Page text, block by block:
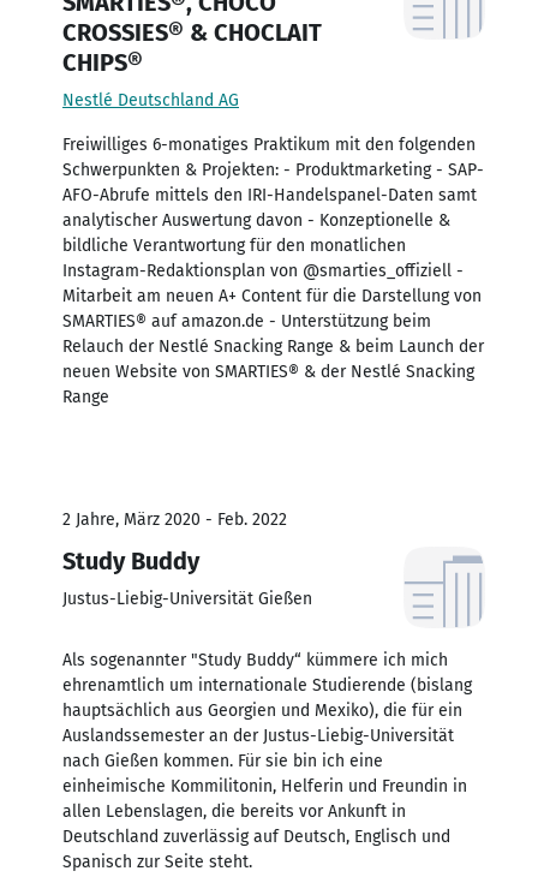
CROSSIES® & CHOCLAIT
CHIPS®
Nestlé Deutschland AG
Freiwilliges 6-monatiges Praktikum mit den folgenden
Schwerpunkten & Projekten: - Produktmarketing - SAP-
AFO-Abrufe mittels den IRI-Handelspanel-Daten samt
analytischer Auswertung davon - Konzeptionelle &
bildliche Verantwortung für den monatlichen
Instagram-Redaktionsplan von @smarties_offiziell -
Mitarbeit am neuen A+ Content für die Darstellung von
SMARTIES® auf amazon.de - Unterstützung beim
Relauch der Nestlé Snacking Range & beim Launch der
neuen Website von SMARTIES® & der Nestlé Snacking
Range
2 Jahre, März 2020 - Feb. 2022
Study Buddy
Justus-Liebig-Universität Gießen
Als sogenannter "Study Buddy“ kümmere ich mich
ehrenamtlich um internationale Studierende (bislang
hauptsächlich aus Georgien und Mexiko), die für ein
Auslandssemester an der Justus-Liebig-Universität
nach Gießen kommen. Für sie bin ich eine
einheimische Kommilitonin, Helferin und Freundin in
allen Lebenslagen, die bereits vor Ankunft in
Deutschland zuverlässig auf Deutsch, Englisch und
Spanisch zur Seite steht.